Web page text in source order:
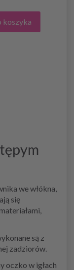
koszyka
we włókna,
się
są z
zadziorów.
oczko w igłach